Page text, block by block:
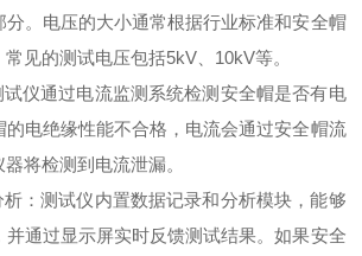
分。电压的大小通常根据行业标准和安全帽
见的测试电压包括5kV、10kV等。
通过电流监测系统检测安全帽是否有电
的电绝缘性能不合格，电流会通过安全帽流
将检测到电流泄漏。
测试仪内置数据记录和分析模块，能够
并通过显示屏实时反馈测试结果。如果安全